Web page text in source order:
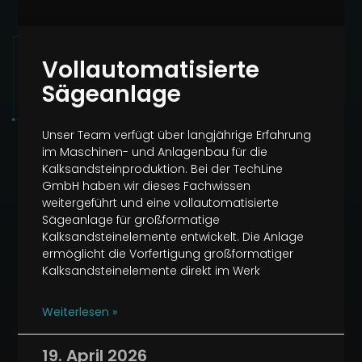
Vollautomatisierte
Sägeanlage
Unser Team verfügt über langjährige Erfahrung
im Maschinen- und Anlagenbau für die
Kalksandsteinproduktion. Bei der TechLine
GmbH haben wir dieses Fachwissen
weitergeführt und eine vollautomatisierte
Sägeanlage für großformatige
Kalksandsteinelemente entwickelt. Die Anlage
ermöglicht die Vorfertigung großformatiger
Kalksandsteinelemente direkt im Werk
Weiterlesen »
19. April 2026